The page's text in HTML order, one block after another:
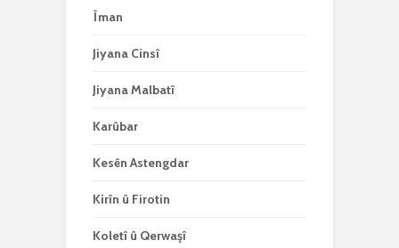
Îman
Jiyana Cinsî
Jiyana Malbatî
Karûbar
Kesên Astengdar
Kirîn û Firotin
Koletî û Qerwaşî